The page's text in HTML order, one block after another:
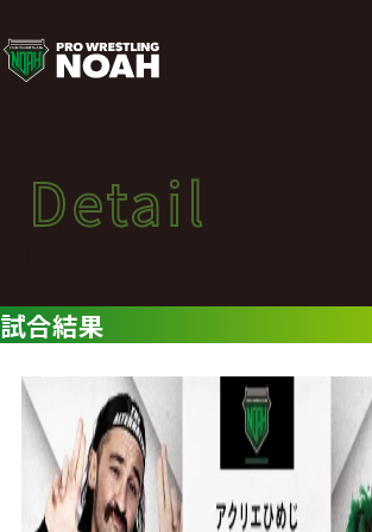
試
合
結
果
|
プ
ロ
Detail
試合結果
Detail
試合結果